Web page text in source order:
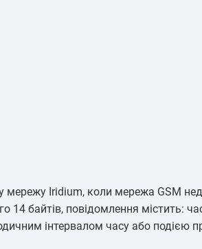
мережу Iridium, коли мережа GSM
14 байтів, повідомлення містить:
інтервалом часу або подією